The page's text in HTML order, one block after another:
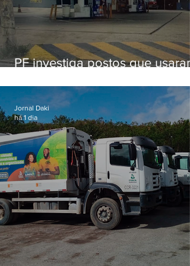
PF investiga postos que usaram
secretário morto em 2020
Jornal Daki
há 1 dia